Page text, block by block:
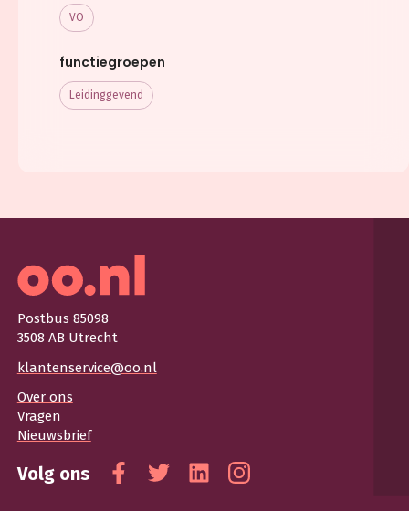
VO
functiegroepen
Leidinggevend
Postbus 85098
3508 AB Utrecht
klantenservice@oo.nl
Over ons
Vragen
Nieuwsbrief
Volg ons
Facebook
TwitterLinkedinInstagram